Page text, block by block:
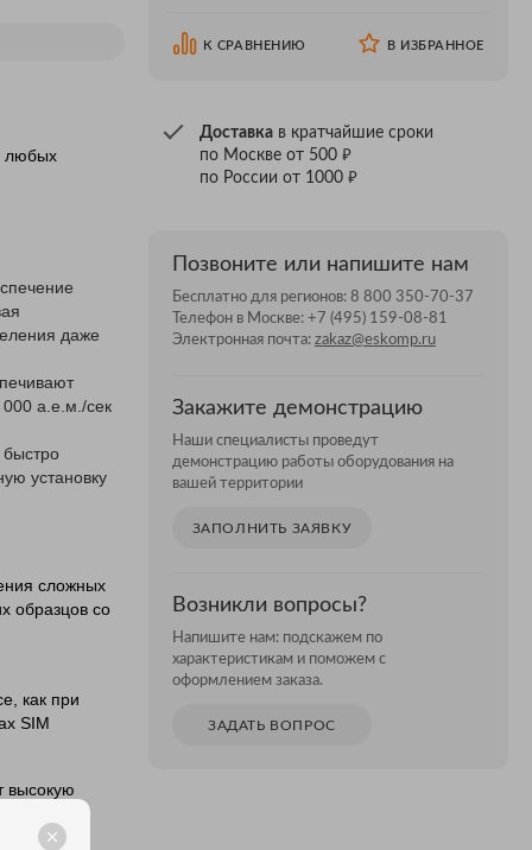
любых
даже
000 а.е.м./сек
быстро
установку
сложных
образцов со
как при
SIM
высокую
за счет
К СРАВНЕНИЮ В ИЗБРАННОЕ
Доставкав кратчайшие сроки
по Москве от 500 ₽
по России от 1000 ₽
Позвоните или напишите нам
Бесплатно для регионов: 8 800 350-70-37
Телефон в Москве: +7 (495) 159-08-81
Электронная почта: zakaz@eskomp.ru
Закажите демонстрацию
Наши специалисты проведут
демонстрацию работы оборудования на
вашей территории
ЗАПОЛНИТЬ ЗАЯВКУ
Возникли вопросы?
Напишите нам: подскажем по
характеристикам и поможем с
оформлением заказа.
ЗАДАТЬ ВОПРОС